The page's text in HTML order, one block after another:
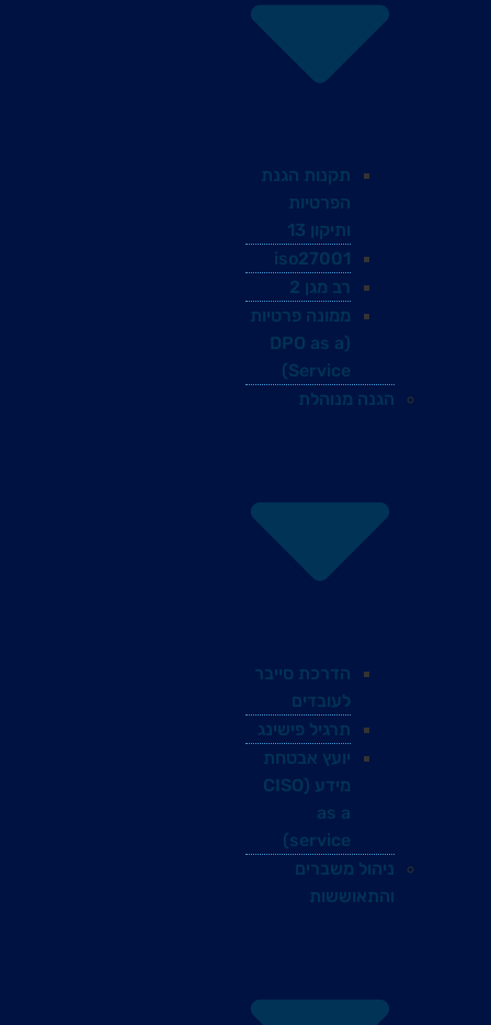
תקנות הגנת
הפרטיות
ותיקון 13
iso27001
רב מגן 2
ממונה פרטיות
(DPO as a
Service)
הגנה מנוהלת
הדרכת סייבר
לעובדים
תרגיל פישינג
יועץ אבטחת
מידע (CISO
as a
service)
ניהול משברים
והתאוששות